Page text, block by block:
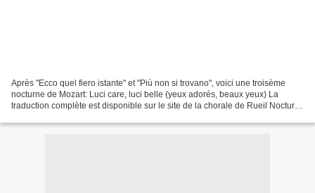
Après "Ecco quel fiero istante" et "Più non si trovano", voici une troisème
nocturne de Mozart: Luci care, luci belle (yeux adorés, beaux yeux) La
traduction complète est disponible sur le site de la chorale de Rueil Nocturn